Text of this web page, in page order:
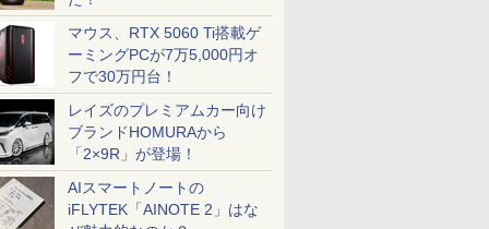
マウス、RTX 5060 Ti搭載ゲ
ーミングPCが7万5,000円オ
フで30万円台！
レイズのプレミアムカー向け
ブランドHOMURAから
「2×9R」が登場！
AIスマートノートの
iFLYTEK「AINOTE 2」はな